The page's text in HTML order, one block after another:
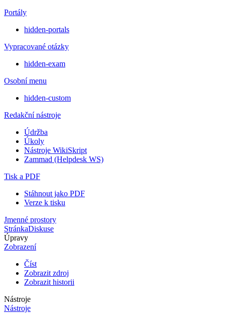
Portály
hidden-portals
Vypracované otázky
hidden-exam
Osobní menu
hidden-custom
Redakční nástroje
Údržba
Úkoly
Nástroje WikiSkript
Zammad (Helpdesk WS)
Tisk a PDF
Stáhnout jako PDF
Verze k tisku
Jmenné prostory
StránkaDiskuse
Úpravy
Zobrazení
Číst
Zobrazit zdroj
Zobrazit historii
Nástroje
Nástroje